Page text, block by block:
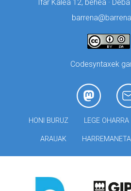
Ifar Kalea 12, behea ·
Codesyntaxek
HONI BURUZ LEGE OHARRA
ARAUAK